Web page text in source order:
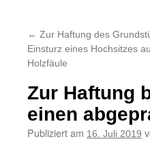
springen
← Zur Haftung des
Einsturz eines Hochsitzes
Holzfäule
Zur Haftung
einen
Publiziert am 16. Juli 2019